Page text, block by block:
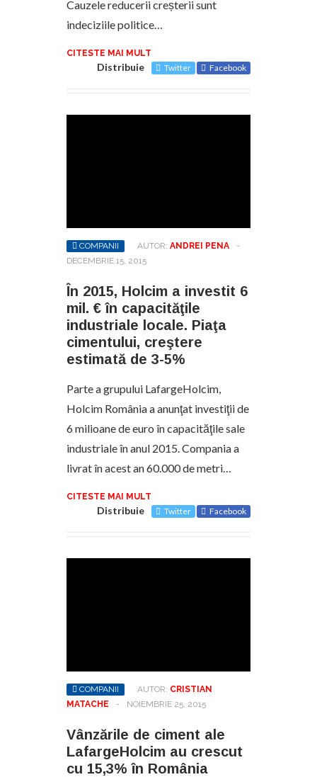
Cauzele reducerii creșterii sunt
indeciziile politice…
CITESTE MAI MULT
Distribuie Twitter Facebook
COMPANII AUTOR: ANDREI PENA
-
DECEMBRIE 15, 2015
În 2015, Holcim a investit 6
mil. € în capacităţile
industriale locale. Piaţa
cimentului, creştere
estimată de 3-5%
Parte a grupului LafargeHolcim,
Holcim România a anunţat investiţii de
6 milioane de euro în capacităţile sale
industriale în anul 2015. Compania a
livrat în acest an 60.000 de metri…
CITESTE MAI MULT
Distribuie Twitter Facebook
COMPANII AUTOR: CRISTIAN
MATACHE
- NOIEMBRIE 25, 2015
Vânzările de ciment ale
LafargeHolcim au crescut
cu 15,3% în România